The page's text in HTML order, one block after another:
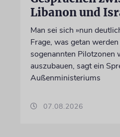
Libanon und
Man sei sich »nun
Frage, was getan
sogenannten Pilotzonen
auszubauen, sagt ein
Außenministeriums
07.08.2026